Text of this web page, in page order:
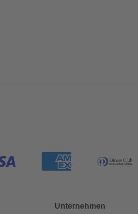
Unternehmen